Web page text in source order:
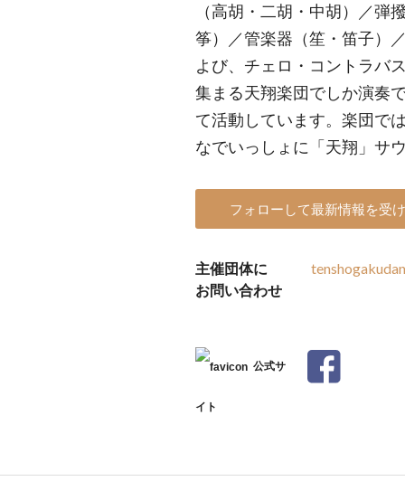
（高胡・二胡・中胡）／弾
筝）／管楽器（笙・笛子）
よび、チェロ・コントラバ
集まる天翔楽団でしか演奏
て活動しています。楽団で
なでいっしょに「天翔」サ
フォローして最新情報を受
主催団体に
お問い合わせ
公式サ
イト